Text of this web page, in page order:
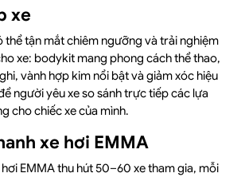
xe
thể tận mắt chiêm ngưỡng và trải nghiệm
xe: bodykit mang phong cách thể thao,
vành hợp kim nổi bật và giảm xóc hiệu
người yêu xe so sánh trực tiếp các lựa
cho chiếc xe của mình.
xe hơi EMMA
EMMA thu hút 50–60 xe tham gia, mỗi